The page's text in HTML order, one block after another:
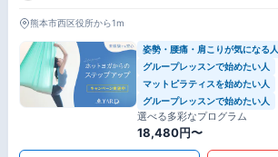
熊本市西区役所から1m
姿勢・腰痛・肩こりが気になる人
グループレッスンで始めたい人
マットピラティスを始めたい人
グループレッスンで始めたい人
選べる多彩なプログラム
18,480円〜